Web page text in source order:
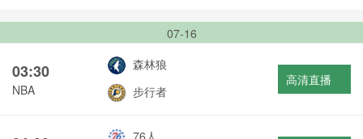
07-16
03:30
NBA
森林狼
步行者
高清直播
76人